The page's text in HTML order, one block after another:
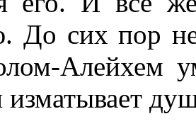
До сих пор
Алейхем
изматывает